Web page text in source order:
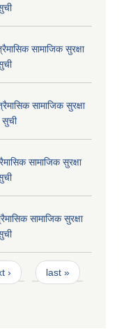
सामाजिक सुरक्षा
सामाजिक सुरक्षा
सुची
सामाजिक सुरक्षा
सामाजिक सुरक्षा
› last »